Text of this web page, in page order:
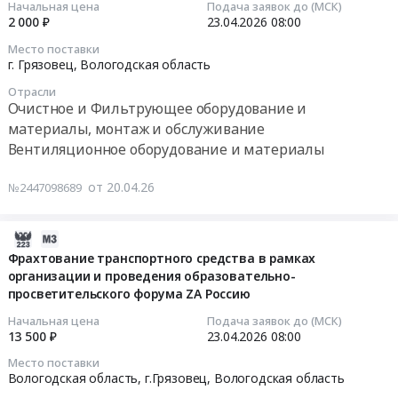
Начальная цена
2 000 ₽
Подача заявок до (МСК)
23.04.2026 08:00
Место поставки
г. Грязовец, Вологодская область
Отрасли
Очистное и Фильтрующее оборудование и
материалы, монтаж и обслуживание
Вентиляционное оборудование и материалы
№2447098689 от 20.04.26
Фрахтование транспортного средства в рамках
организации и проведения образовательно-
просветительского форума ZA Россию
Начальная цена
13 500 ₽
Подача заявок до (МСК)
23.04.2026 08:00
Место поставки
Вологодская область, г.Грязовец, Вологодская область